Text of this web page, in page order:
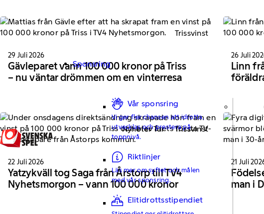
Sponsring
Vår sponsring
Vi ger fler chansen att idrotta,
utvecklas och prestera på
toppnivå.
Riktlinjer
Läs mer om syftet och målen
med vår sponsring.
Elitidrottsstipendiet
Trissvinst
29 Juli 2026
Gävleparet vann 100 000 kronor på Triss
– nu väntar drömmen om en vinterresa
26 Juli
Linn
Nyheter Tur Trissvinst
22 Juli 2026
Yatzykväll tog Saga från Årstorp till TV4
Nyhetsmorgon – vann 100 000 kronor
21 Juli
man i